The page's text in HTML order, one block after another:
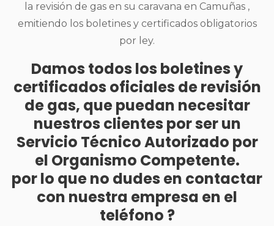
la revisión de gas en su caravana en Camuñas ,
emitiendo los boletines y certificados obligatorios
por ley.
Damos todos los boletines y
certificados oficiales de revisión
de gas, que puedan necesitar
nuestros clientes por ser un
Servicio Técnico Autorizado por
el Organismo Competente.
por lo que no dudes en contactar
con nuestra empresa en el
teléfono ?